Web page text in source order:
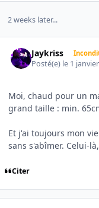
2 weeks later...
Jaykriss
Posté(e) le 1 janvier
Moi, chaud pour un
grand taille : min.
Et j'ai toujours mon
sans s'abîmer. Celui-
Citer